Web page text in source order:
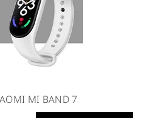
MI BAND 7